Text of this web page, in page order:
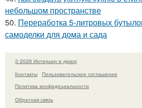
небольшом пространстве
50. Переработка 5-литровых
самоделки для дома и сада
© 2026 Интерьер и декор
Контакты
Пользовательское соглашение
Политика конфидециальности
Обратная связь